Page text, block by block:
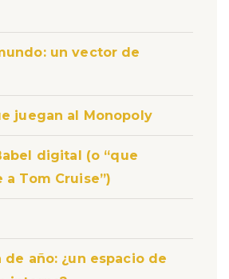
un vector de
juegan al Monopoly
digital (o “que
Tom Cruise”)
año: ¿un espacio de